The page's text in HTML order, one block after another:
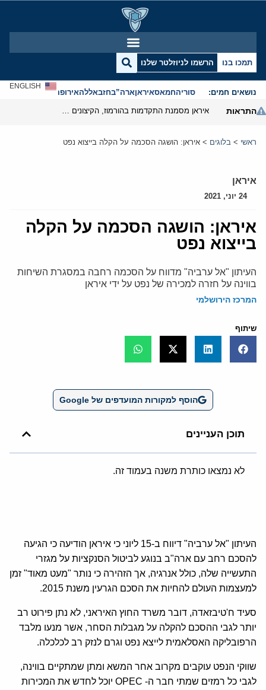
תמכו בנו הרשמו לניוזלטר שלנו
נושאים חמים: סוריהחמאסאיראןארה”בחזבאללהאירופהאנטישמיות
ENGLISH
התראות
ראשי > בלוגים > איראן: הושגה הסכמה על הקלה בייצוא נפט
איראן
24 יוני, 2021
איראן: הושגה הסכמה על הקלה
בייצוא נפט
העיתון "אל ערביה" מדווח על הסכמה רחבה במסגרת השיחות
בווינה על חזרה למכירה של נפט על ידי איראן
המרכז הירושלמי
שיתוף
הוסף למקורות המועדפים של Google
תוכן העניינים
לא נמצאו כותרת משנה בעמוד זה.
העיתון "אל ערביה" דיווח ב-15 ליוני כי איראן הודיעה כי הגיעה
להסכם רחב עם ארה"ב בנוגע לביטול הסנקציות על מגזרי
התעשייה שלה, כולל אנרגיה, אך הזהירה כי נותר "מעט מאוד" זמן
למעצמות העולם להחיות את הסכם הגרעין משנת 2015.
סעיד ח'טיבזאדה, דובר משרד החוץ האיראני, לא נתן פירוט רב
יותר לגבי ההסכם להקלה על מגבלות הסחר, אשר מנעו מלבד
הרפובליקה האסלאמית לייצא נפט וגרם לנזק רב לכלכלה.
שווקי הנפט עוקבים מקרוב אחר המשא ומתן שמתקיים בווינה,
לגבי כל רמזים שמתי חבר ה- OPEC יוכל לחדש את המכירות